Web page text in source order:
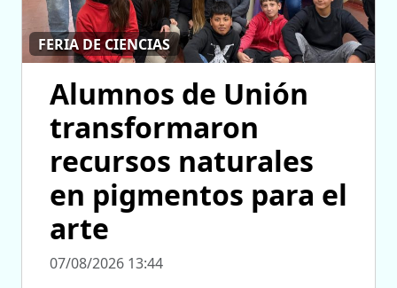
FERIA DE CIENCIAS
Alumnos de Unión
transformaron
recursos naturales
en pigmentos para el
arte
07/08/2026 13:44